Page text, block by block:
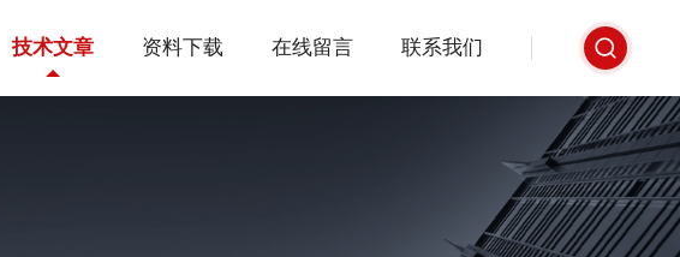
技术文章 资料下载 在线留言 联系我们